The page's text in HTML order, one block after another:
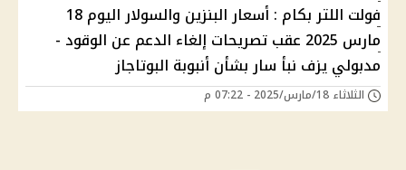
فولت اللتر بكام : أسعار البنزين والسولار اليوم 18
مارس 2025 عقب تصريحات إلغاء الدعم عن الوقود -
مدبولي يزف نبأ سار بشأن أنبوبة البوتاجاز
الثلاثاء 18/مارس/2025 - 07:22 م